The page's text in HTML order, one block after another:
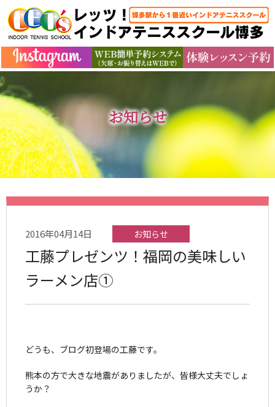
お知らせ
2016年04月14日 お知らせ
工藤プレゼンツ！福岡の美味しい
ラーメン店①
どうも、ブログ初登場の工藤です。
熊本の方で大きな地震がありましたが、皆様大丈夫でしょ
うか？